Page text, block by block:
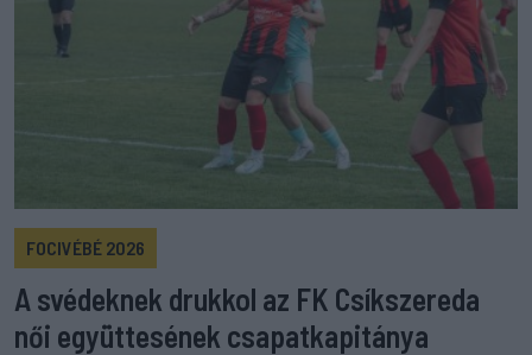
FOCIVÉBÉ 2026
A svédeknek drukkol az FK Csíkszereda
női együttesének csapatkapitánya